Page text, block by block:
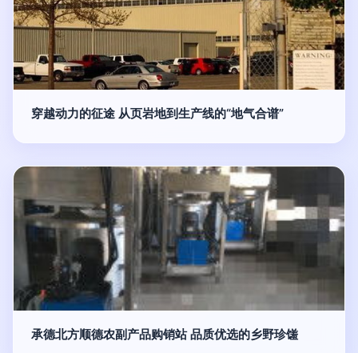
穿越动力的征途 从页岩地到生产线的“地气合谱”
承德北方顺德农副产品购销站 品质优选的乡野珍馐